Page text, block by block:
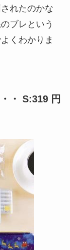
れたのかな
ブレという
くわかりま
・ S:319 円